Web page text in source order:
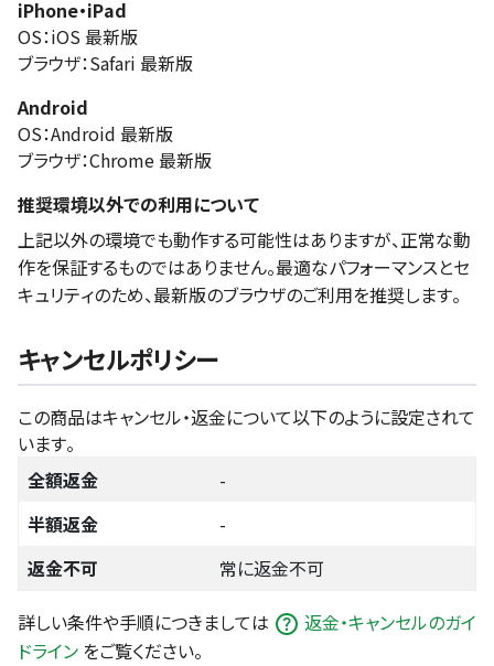
iPhone・iPad
OS：iOS 最新版
ブラウザ：Safari 最新版
Android
OS：Android 最新版
ブラウザ：Chrome 最新版
推奨環境以外での利用について
上記以外の環境でも動作する可能性はありますが、正常な動
作を保証するものではありません。最適なパフォーマンスとセ
キュリティのため、最新版のブラウザのご利用を推奨します。
キャンセルポリシー
この商品はキャンセル・返金について以下のように設定されて
います。
全額返金
-
半額返金
-
返金不可
常に返金不可
詳しい条件や手順につきましては
返金・キャンセルのガイ
ドライン をご覧ください。